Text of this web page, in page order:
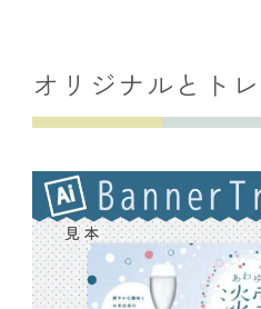
オリジナルとト